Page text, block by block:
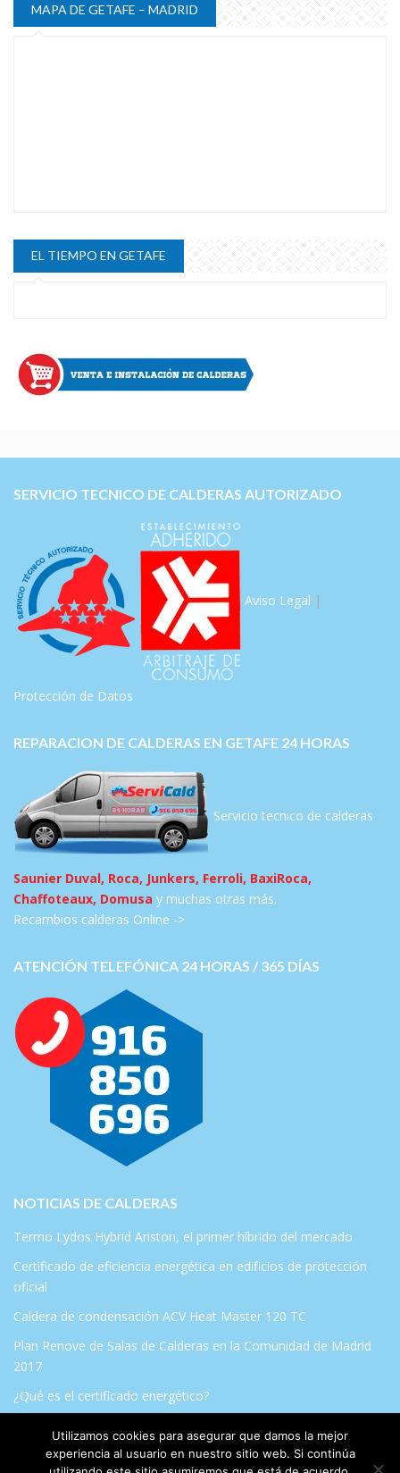
MAPA DE GETAFE – MADRID
EL TIEMPO EN GETAFE
Utilizamos cookies para asegurar que damos la mejor
experiencia al usuario en nuestro sitio web. Si continúa
SERVICIO TECNICO DE CALDERAS AUTORIZADO
Aviso Legal |
Protección de Datos
REPARACION DE CALDERAS EN GETAFE 24 HORAS
Servicio tecnico de calderas
Saunier Duval, Roca, Junkers, Ferroli, BaxiRoca,
Chaffoteaux, Domusa y muchas otras más.
Recambios calderas Online ->
ATENCIÓN TELEFÓNICA 24 HORAS / 365 DÍAS
NOTICIAS DE CALDERAS
Termo Lydos Hybrid Ariston, el primer híbrido del mercado
Certificado de eficiencia energética en edificios de protección
oficial
Caldera de condensación ACV Heat Master 120 TC
Plan Renove de Salas de Calderas en la Comunidad de Madrid
2017
¿Qué es el certificado energético?